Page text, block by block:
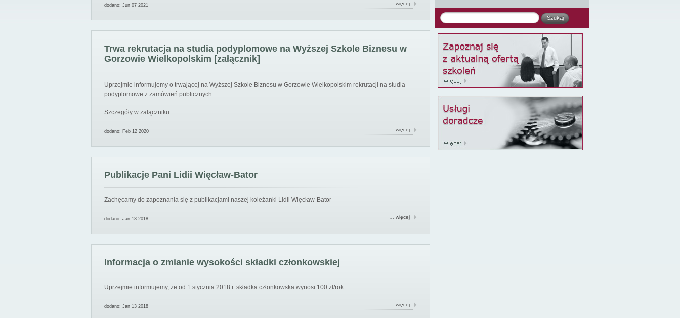
dodano: Jun 07 2021 … więcej
Trwa rekrutacja na studia podyplomowe na Wyższej Szkole Biznesu w
Gorzowie Wielkopolskim [załącznik]
Uprzejmie informujemy o trwającej na Wyższej Szkole Biznesu w Gorzowie Wielkopolskim rekrutacji na studia
podyplomowe z zamówień publicznych
Szczegóły w załączniku.
dodano: Feb 12 2020 … więcej
Publikacje Pani Lidii Więcław-Bator
Zachęcamy do zapoznania się z publikacjami naszej koleżanki Lidii Więcław-Bator
dodano: Jan 13 2018 … więcej
Informacja o zmianie wysokości składki członkowskiej
Uprzejmie informujemy, że od 1 stycznia 2018 r. składka członkowska wynosi 100 zł/rok
dodano: Jan 13 2018 … więcej